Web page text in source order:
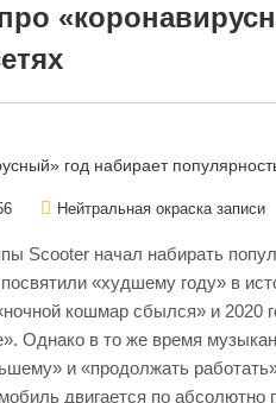
Нейтральная окраска записи
Scooter начал набирать
«худшему году» в
кошмар сбылся» и 2020
Однако в то же время
и «продолжать
двигается по